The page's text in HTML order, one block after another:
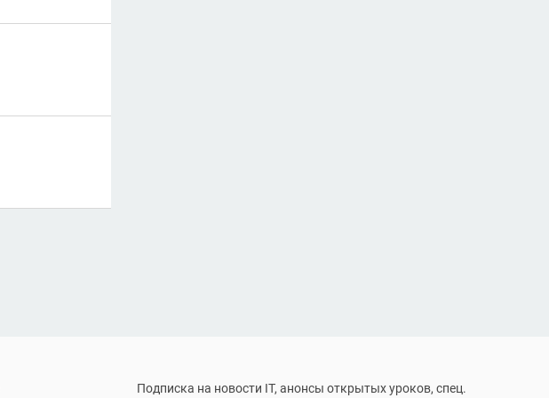
Подписка на новости IT, анонсы открытых уроков, спец.